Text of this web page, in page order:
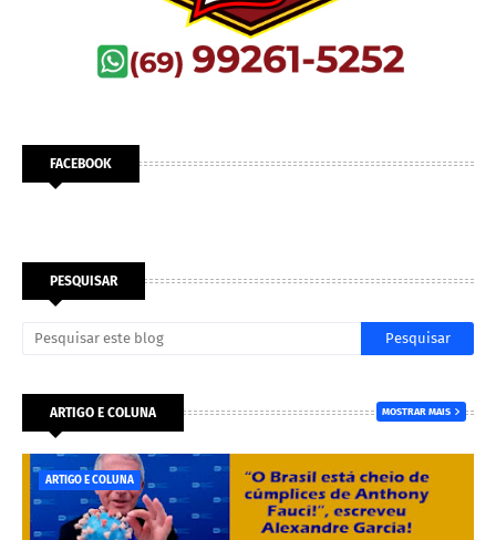
FACEBOOK
PESQUISAR
ARTIGO E COLUNA MOSTRAR MAIS
ARTIGO E COLUNA